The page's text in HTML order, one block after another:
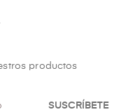
productos
SUSCRÍBETE